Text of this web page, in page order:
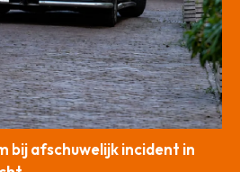
bij afschuwelijk incident in